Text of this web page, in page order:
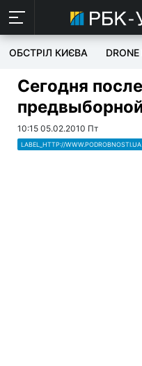
ОБСТРІЛ КИЄВА
Сегодня
10:15 05.02.2010 Пт
LABEL_HTTP://WWW.PODROBNOSTI.UA